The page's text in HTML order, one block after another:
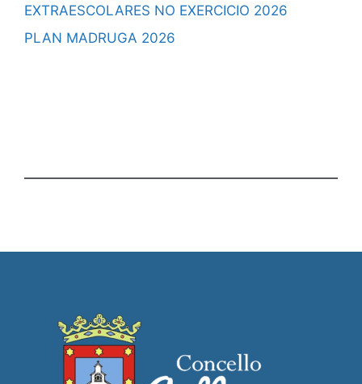
EXTRAESCOLARES NO EXERCICIO 2026
PLAN MADRUGA 2026